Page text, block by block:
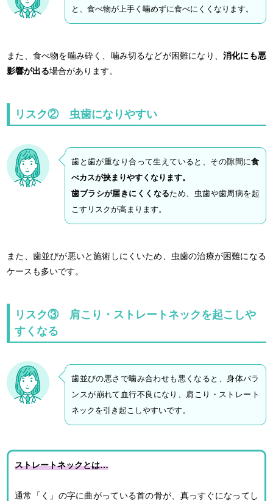
と、食べ物が上手く噛めずに食べにくくなります。
また、食べ物を噛み砕く、噛み切るなどが困難になり、消化にも悪
影響が出る場合があります。
リスク② 虫歯になりやすい
歯と歯が重なり合って生えていると、その隙間に食
べカスが挟まりやすくなります。
歯ブラシが届きにくくなるため、虫歯や歯周病を起
こすリスクが高まります。
また、歯並びが悪いと施術しにくいため、虫歯の治療が困難になる
ケースも多いです。
リスク③ 肩こり・ストレートネックを起こしや
すくなる
歯並びの悪さで噛み合わせも悪くなると、身体バラ
ンスが崩れて血行不良になり、肩こり・ストレート
ネックを引き起こしやすいです。
ストレートネックとは…
通常「く」の字に曲がっている首の骨が、真っすぐになってし